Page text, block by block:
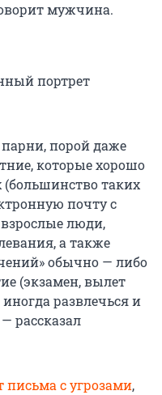
мужчина.
портрет
порой даже
которые хорошо
таких
почту с
люди,
а также
обычно — либо
(экзамен, вылет
развлечься и
рассказал
письма с угрозами,